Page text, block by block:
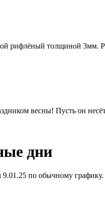
рифлёный толщиной 3мм.
весны! Пусть он
дни
по обычному